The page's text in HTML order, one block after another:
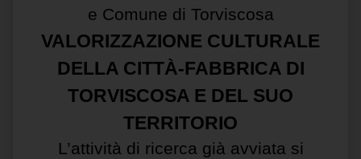
e Comune di Torviscosa
VALORIZZAZIONE CULTURALE
DELLA CITTÀ-FABBRICA DI
TORVISCOSA E DEL SUO
TERRITORIO
L’attività di ricerca già avviata si